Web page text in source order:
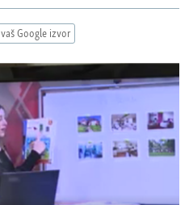
Google izvor